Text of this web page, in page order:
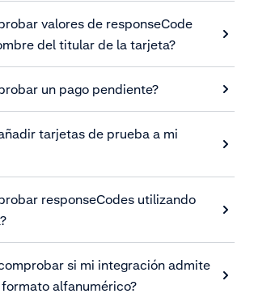
valores de responseCode
del titular de la tarjeta?
un pago pendiente?
tarjetas de prueba a mi
responseCodes utilizando
si mi integración admite
alfanumérico?